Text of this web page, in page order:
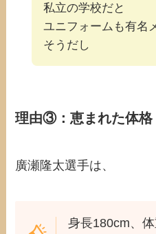
私立の学校だと
ユニフォームも有名
そうだし
理由③：恵まれた体格
廣瀬隆太選手は、
身長180cm、